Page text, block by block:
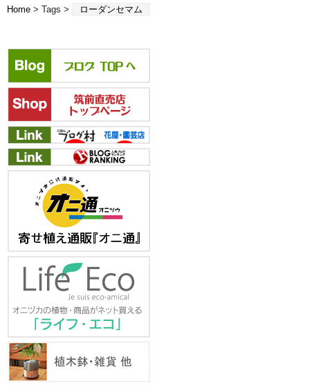
Home > Tags > ローダンセマム